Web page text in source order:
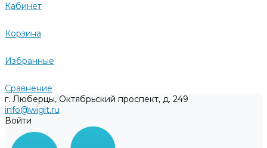
Кабинет
Корзина
Избранные
Сравнение
г. Люберцы, Октябрьский проспект, д. 249
info@wigit.ru
Войти